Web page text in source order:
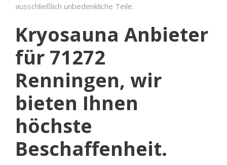
ausschließlich unbedenkliche Teile.
Kryosauna Anbieter
für 71272
Renningen, wir
bieten Ihnen
höchste
Beschaffenheit.